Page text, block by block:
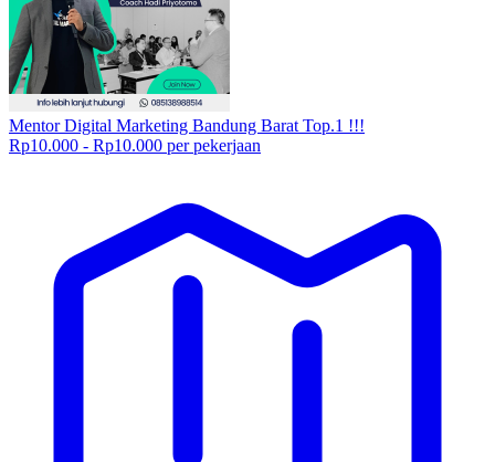
Mentor Digital Marketing Bandung Barat Top.1 !!!
Rp10.000 - Rp10.000 per pekerjaan